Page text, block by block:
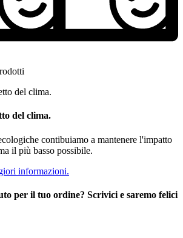
del clima.
contibuiamo a mantenere l'impatto
il più basso possibile.
informazioni.
per il tuo ordine? Scrivici e saremo felici